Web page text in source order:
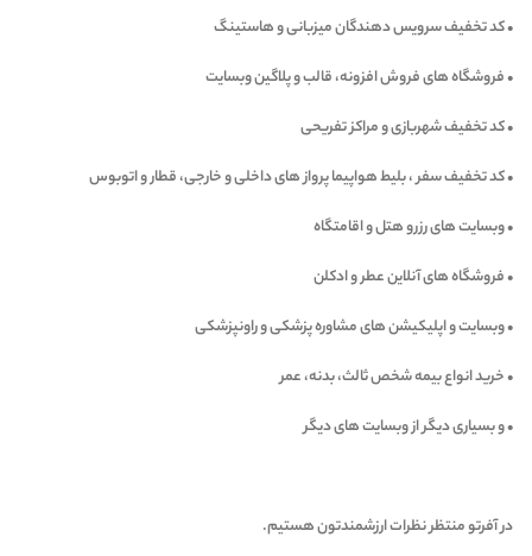
• کد تخفیف سرویس دهندگان میزبانی و هاستینگ
• فروشگاه های فروش افزونه، قالب و پلاگین وبسایت
• کد تخفیف شهربازی و مراکز تفریحی
• کد تخفیف سفر ، بلیط هواپیما پرواز های داخلی و خارجی، قطار و اتوبوس
• وبسایت های رزرو هتل و اقامتگاه
• فروشگاه های آنلاین عطر و ادکلن
• وبسایت و اپلیکیشن های مشاوره پزشکی و راونپزشکی
• خرید انواع بیمه شخص ثالث، بدنه، عمر
• و بسیاری دیگر از وبسایت های دیگر
در آفرتو منتظر نظرات ارزشمندتون هستیم.